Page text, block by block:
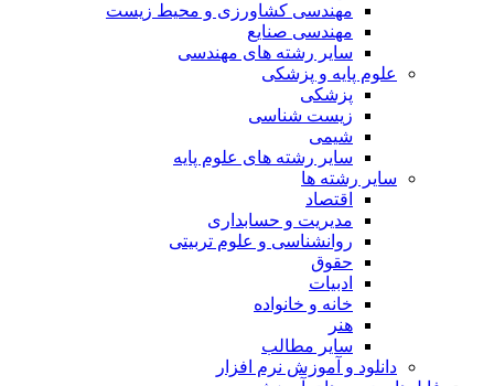
مهندسی کشاورزی و محیط زیست
مهندسی صنایع
سایر رشته های مهندسی
علوم پایه و پزشکی
پزشکی
زیست شناسی
شیمی
سایر رشته های علوم پایه
سایر رشته ها
اقتصاد
مدیریت و حسابداری
روانشناسی و علوم تربیتی
حقوق
ادبیات
خانه و خانواده
هنر
سایر مطالب
دانلود و آموزش نرم افزار